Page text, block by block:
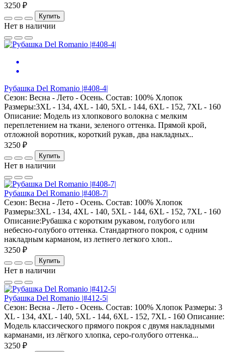
3250 ₽
Купить
Нет в наличии
Рубашка Del Romanio |#408-4|
Сезон: Весна - Лето - Осень. Состав: 100% Хлопок
Размеры:3XL - 134, 4XL - 140, 5XL - 144, 6XL - 152, 7XL - 160
Описание: Модель из хлопкового волокна с мелким
переплетением на ткани, зеленого оттенка. Прямой крой,
отложной воротник, короткий рукав, два накладных..
3250 ₽
Купить
Нет в наличии
Рубашка Del Romanio |#408-7|
Сезон: Весна - Лето - Осень. Состав: 100% Хлопок
Размеры:3XL - 134, 4XL - 140, 5XL - 144, 6XL - 152, 7XL - 160
Описание:Рубашка с коротким рукавом, голубого или
небесно-голубого оттенка. Стандартного покроя, с одним
накладным карманом, из летнего легкого хлоп..
3250 ₽
Купить
Нет в наличии
Рубашка Del Romanio |#412-5|
Сезон: Весна - Лето - Осень. Состав: 100% Хлопок Размеры: 3
XL - 134, 4XL - 140, 5XL - 144, 6XL - 152, 7XL - 160 Описание:
Модель классического прямого покроя с двумя накладными
карманами, из лёгкого хлопка, серо-голубого оттенка...
3250 ₽